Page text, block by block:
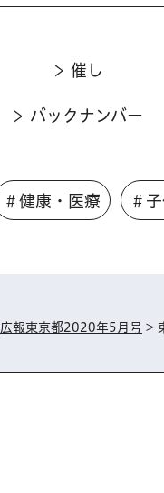
催し
バックナンバー
＃健康・医療 ＃
広報東京都2020年5月号 >